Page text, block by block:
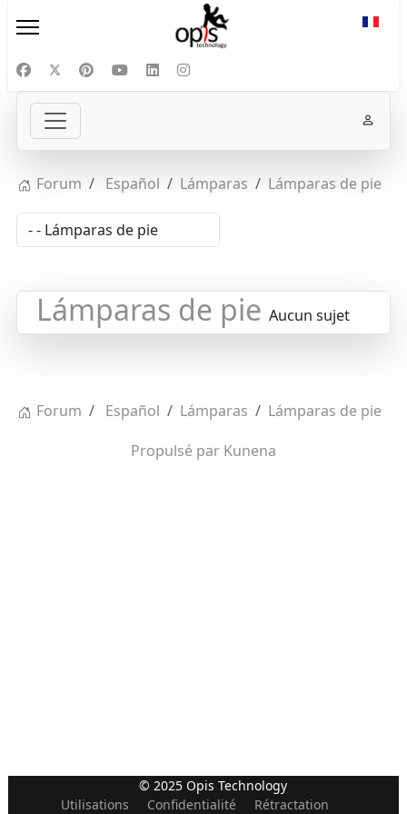
Forum Español Lámparas Lámparas de pie
Lámparas de pie Aucun sujet
Forum Español Lámparas
Lámparas de pie
Propulsé par Kunena
© 2025 Opis Technology
Utilisations
Confidentialité Rétractation